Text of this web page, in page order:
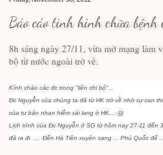
Báo cáo tình hình chữa
8h sáng ngày 27/11, vừa mở mạng làm
bộ từ nước ngoài trở về.
Kính chào các đc trong "liên chi bộ"...
Đc Nguyễn của chúng ta đã từ HK trở về nhờ sự can
của tư bản nhan hiểm sài lang ở HK...:-)))
Lịch trình của Đc Nguyễn ở SG từ hôm nay 27-11 đến
đã ra đi .... Đến Hà Tiên xuyên sang ... Phú Quốc để